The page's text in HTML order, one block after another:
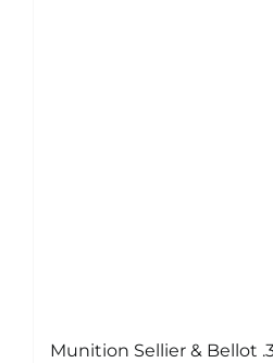
Munition Sellier & Bellot